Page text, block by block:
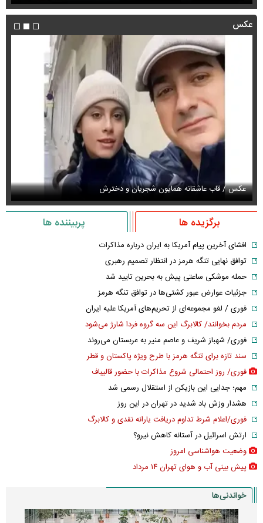
عکس
عکس / قاب عاشقانه همایون شجریان و دخترش
برگزیده ها پربیننده ها
افشای آخرین پیام آمریکا به ایران درباره مذاکرات
توافق نهایی تنگه هرمز در انتظار تصمیم رهبری
حمله موشکی ساعتی پیش به بحرین تایید شد
جزئیات عوارض عبور کشتی‌ها در توافق تنگه هرمز
فوری / لغو مجموعه‌ای از تحریم‌های آمریکا علیه ایران
مردم بخوانند/ کالابرگ این سه گروه فردا شارژ می‌شود
فوری/ شهباز شریف و عاصم منیر به عربستان می‌روند
سند تازه برای تنگه هرمز با طرح ویژه پاکستان و قطر
فوری/ روز احتمالی شروع مذاکرات با حضور قالیباف
مهم؛ جدایی این بازیکن از استقلال رسمی شد
هشدار وزش باد شدید در تهران در این روز
فوری/اعلام شرط تداوم دریافت یارانه نقدی و کالابرگ
ارتش اسرائیل در آستانه کاهش نیرو؟
وضعیت هواشناسی امروز
پیش بینی آب و هوای تهران ۱۴ مرداد
خواندنی‌ها